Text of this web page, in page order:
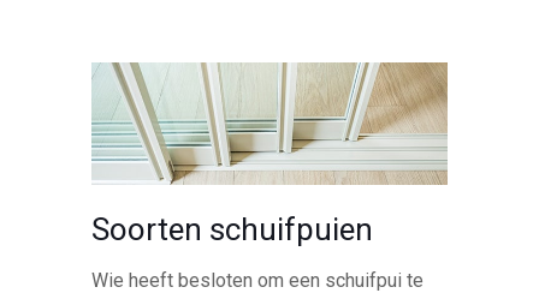
Soorten schuifpuien
Wie heeft besloten om een schuifpui te